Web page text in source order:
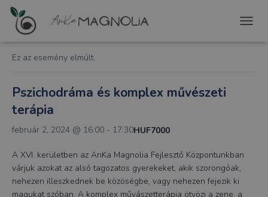
« Összes Események
Ez az esemény elmúlt.
Pszichodráma és komplex művészeti
terápia
február 2, 2024 @ 16:00 - 17:30HUF7000
A XVI. kerületben az AnKa Magnolia Fejlesztő Központunkban
várjuk azokat az alsó tagozatos gyerekeket, akik szorongóak,
nehezen illeszkednek be közöségbe, vagy nehezen fejezik ki
magukat szóban. A komplex művászetterápia ötvözi a zene, a